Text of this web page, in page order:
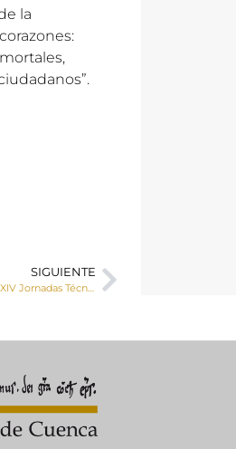
la
SIGUIENTE
La Diócesis de Cuenca participa en las XIV Jornadas Técnicas de Archiveros de la Iglesia en España